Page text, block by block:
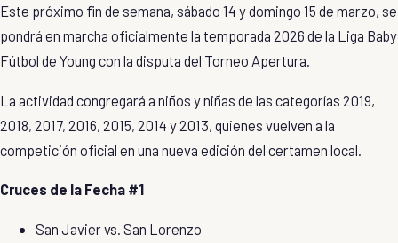
Este próximo fin de semana, sábado 14 y domingo 15 de marzo, se
pondrá en marcha oficialmente la temporada 2026 de la Liga Baby
Fútbol de Young con la disputa del Torneo Apertura.
La actividad congregará a niños y niñas de las categorías 2019,
2018, 2017, 2016, 2015, 2014 y 2013, quienes vuelven a la
competición oficial en una nueva edición del certamen local.
Cruces de la Fecha #1
San Javiervs. San Lorenzo